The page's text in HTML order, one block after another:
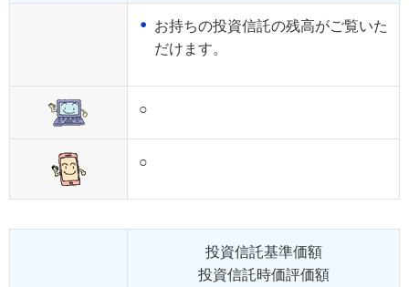
お持ちの投資信託の残高がご覧いた
だけます。
○
○
投資信託基準価額
投資信託時価評価額